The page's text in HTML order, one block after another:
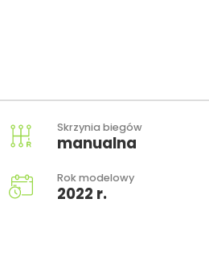
Skrzynia biegów
manualna
Rok modelowy
2022 r.